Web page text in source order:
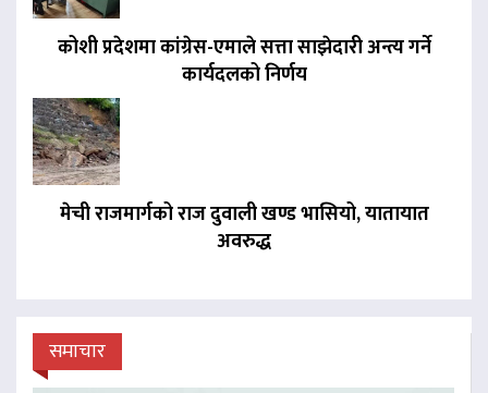
कोशी प्रदेशमा कांग्रेस-एमाले सत्ता साझेदारी अन्त्य गर्ने
कार्यदलको निर्णय
मेची राजमार्गको राज दुवाली खण्ड भासियो, यातायात
अवरुद्ध
समाचार